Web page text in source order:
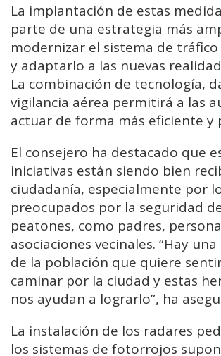
La implantación de estas
parte de una estrategia más
modernizar el sistema de
y adaptarlo a las nuevas
La combinación de tecnología,
vigilancia aérea permitirá a las
actuar de forma más eficiente y
El consejero ha destacado que
iniciativas están siendo bien
ciudadanía, especialmente por
preocupados por la seguridad
peatones, como padres,
asociaciones vecinales. “Hay
de la población que quiere
caminar por la ciudad y estas
nos ayudan a lograrlo”, ha
La instalación de los radares
los sistemas de fotorrojos